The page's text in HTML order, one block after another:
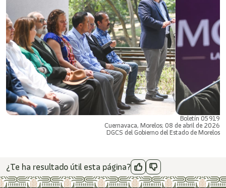
Boletín 05919
Cuernavaca, Morelos; 08 de abril de 2026
DGCS del Gobierno del Estado de Morelos
¿Te ha resultado útil esta página?